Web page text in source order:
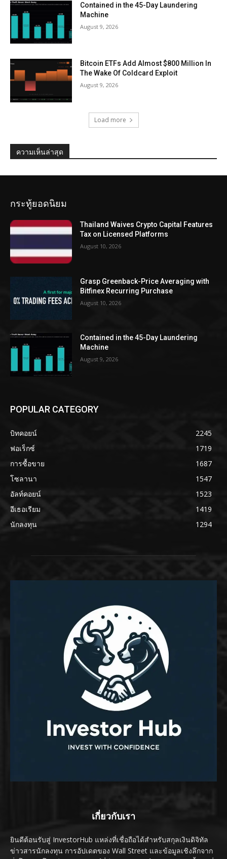
Contained in the 45-Day Laundering
Machine
August 9, 2026
Bitcoin ETFs Add Almost $800 Million In
The Wake Of Coldcard Exploit
August 9, 2026
Load more
ความเห็นล่าสุด
กระทู้ยอดนิยม
Thailand Waives Crypto Capital Features
Tax on Licensed Platforms
August 10, 2026
Grasp Greenback-Price Averaging with
Bitfinex Recurring Purchase
August 10, 2026
Contained in the 45-Day Laundering
Machine
August 9, 2026
POPULAR CATEGORY
บิทคอยน์
2245
ฟอเร็กซ์
1719
การซื้อขาย
1687
โซลานา
1547
อัลท์คอยน์
1523
อีเธอเรียม
1419
นักลงทุน
1294
เกี่ยวกับเรา
ยินดีต้อนรับสู่ InvestorHub แหล่งที่เชื่อถือได้สำหรับสกุลเงินดิจิทัล
ข่าวสารนักลงทุน การอัปเดตของ Wall Street และข้อมูลเชิงลึกจาก